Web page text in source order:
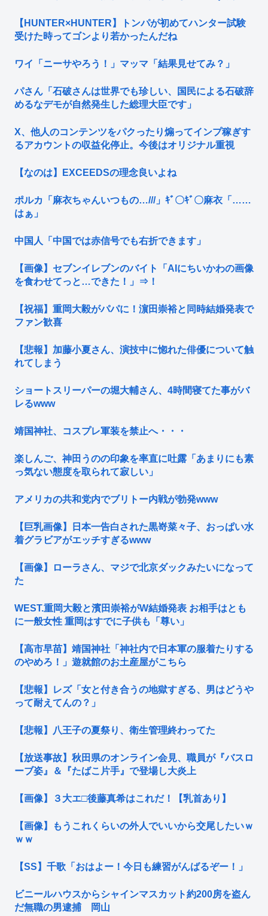
【HUNTER×HUNTER】トンパが初めてハンター試験
受けた時ってゴンより若かったんだね
ワイ「ニーサやろう！」マッマ「結果見せてみ？」
パさん「石破さんは世界でも珍しい、国民による石破辞
めるなデモが自然発生した総理大臣です」
X、他人のコンテンツをパクったり煽ってインプ稼ぎす
るアカウントの収益化停止。今後はオリジナル重視
【なのは】EXCEEDSの理念良いよね
ポルカ「麻衣ちゃんいつもの…///」ｷﾞ〇ｷﾞ〇麻衣「……
はぁ」
中国人「中国では赤信号でも右折できます」
【画像】セブンイレブンのバイト「AIにちいかわの画像
を食わせてっと…できた！」⇒！
【祝福】重岡大毅がパパに！濵田崇裕と同時結婚発表で
ファン歓喜
【悲報】加藤小夏さん、演技中に惚れた俳優について触
れてしまう
ショートスリーパーの堀大輔さん、4時間寝てた事がバ
レるwww
靖国神社、コスプレ軍装を禁止へ・・・
楽しんご、神田うのの印象を率直に吐露「あまりにも素
っ気ない態度を取られて寂しい」
アメリカの共和党内でブリトー内戦が勃発www
【巨乳画像】日本一告白された黒嵜菜々子、おっぱい水
着グラビアがエッチすぎるwww
【画像】ローラさん、マジで北京ダックみたいになって
た
WEST.重岡大毅と濱田崇裕がW結婚発表 お相手はとも
に一般女性 重岡はすでに子供も「尊い」
【高市早苗】靖国神社「神社内で日本軍の服着たりする
のやめろ！」遊就館のお土産屋がこちら
【悲報】レズ「女と付き合うの地獄すぎる、男はどうや
って耐えてんの？」
【悲報】八王子の夏祭り、衛生管理終わってた
【放送事故】秋田県のオンライン会見、職員が『バスロ
ーブ姿』＆『たばこ片手』で登場し大炎上
【画像】３大エ□後藤真希はこれだ！【乳首あり】
【画像】もうこれくらいの外人でいいから交尾したいｗ
ｗｗ
【SS】千歌「おはよー！今日も練習がんばるぞー！」
ビニールハウスからシャインマスカット約200房を盗ん
だ無職の男逮捕 岡山